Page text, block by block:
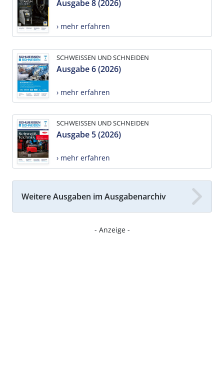
Ausgabe 8 (2026)
› mehr erfahren
SCHWEISSEN UND SCHNEIDEN
Ausgabe 6 (2026)
› mehr erfahren
SCHWEISSEN UND SCHNEIDEN
Ausgabe 5 (2026)
› mehr erfahren
Weitere Ausgaben im Ausgabenarchiv
- Anzeige -